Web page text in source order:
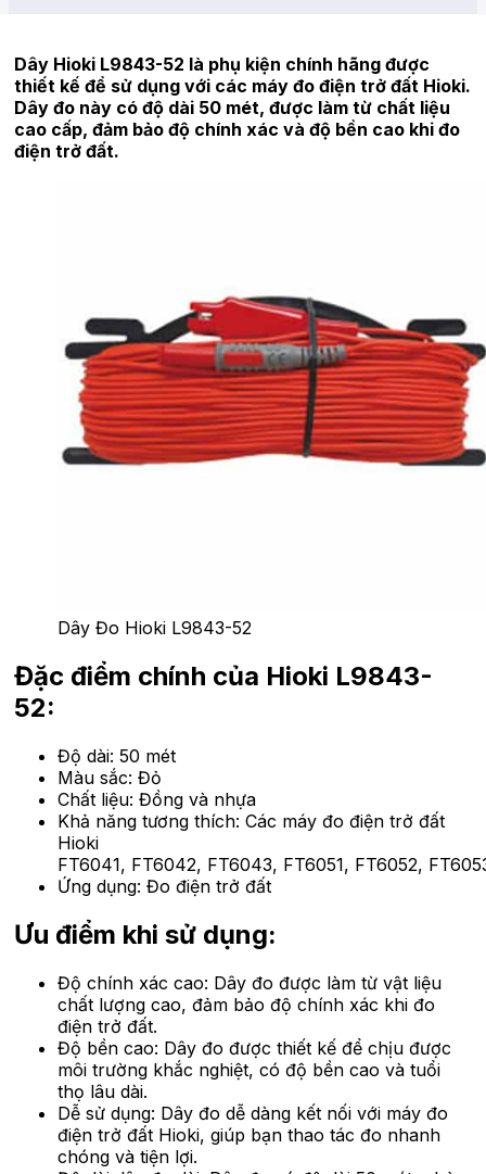
Dây Hioki L9843-52 là phụ kiện chính hãng được
thiết kế để sử dụng với các máy đo điện trở đất Hioki.
Dây đo này có độ dài 50 mét, được làm từ chất liệu
cao cấp, đảm bảo độ chính xác và độ bền cao khi đo
điện trở đất.
Dây Đo Hioki L9843-52
Đặc điểm chính của Hioki L9843-
52:
Độ dài: 50 mét
Màu sắc: Đỏ
Chất liệu: Đồng và nhựa
Khả năng tương thích: Các máy đo điện trở đất
Hioki
FT6041, FT6042, FT6043, FT6051, FT6052,
Ứng dụng: Đo điện trở đất
Ưu điểm khi sử dụng:
Độ chính xác cao: Dây đo được làm từ vật liệu
chất lượng cao, đảm bảo độ chính xác khi đo
điện trở đất.
Độ bền cao: Dây đo được thiết kế để chịu được
môi trường khắc nghiệt, có độ bền cao và tuổi
thọ lâu dài.
Dễ sử dụng: Dây đo dễ dàng kết nối với máy đo
điện trở đất Hioki, giúp bạn thao tác đo nhanh
chóng và tiện lợi.